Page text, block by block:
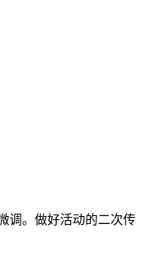
调。做好活动的二次传